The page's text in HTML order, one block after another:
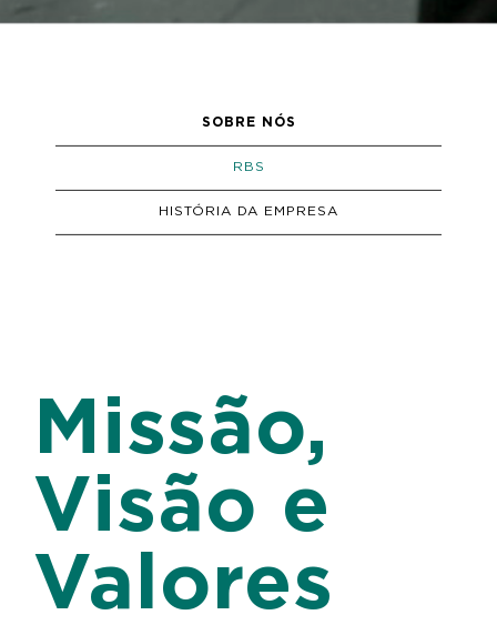
SOBRE NÓS
RBS
HISTÓRIA DA EMPRESA
Missão,
Visão e
Valores